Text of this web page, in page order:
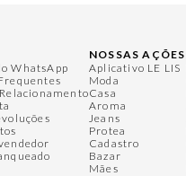
WhatsApp
NOSSAS AÇÕES
Aplicativo LE LIS
Moda
Casa
Aroma
Jeans
Protea
Cadastro
Bazar
Mães